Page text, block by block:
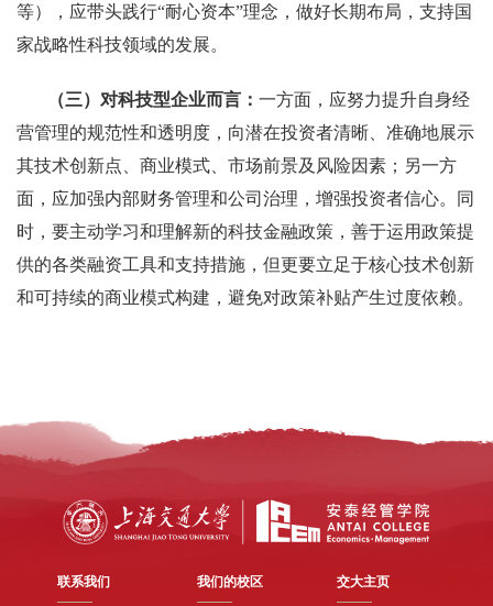
等），应带头践行“耐心资本”理念，做好长期布局，支持国
家战略性科技领域的发展。
（三）对科技型企业而言： 一方面，应努力提升自身经
营管理的规范性和透明度，向潜在投资者清晰、准确地展示
其技术创新点、商业模式、市场前景及风险因素；另一方
面，应加强内部财务管理和公司治理，增强投资者信心。同
时，要主动学习和理解新的科技金融政策，善于运用政策提
供的各类融资工具和支持措施，但更要立足于核心技术创新
和可持续的商业模式构建，避免对政策补贴产生过度依赖。
联系我们 我们的校区 交大主页